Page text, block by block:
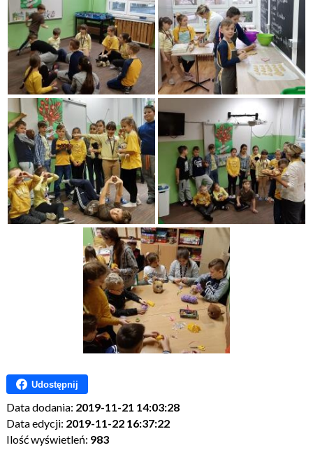
Udostępnij
Data dodania: 2019-11-21 14:03:28
Data edycji: 2019-11-22 16:37:22
Ilość wyświetleń: 983